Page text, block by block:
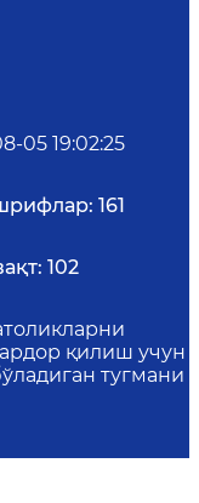
05 19:02:25
161
102
қилиш учун
тугмани